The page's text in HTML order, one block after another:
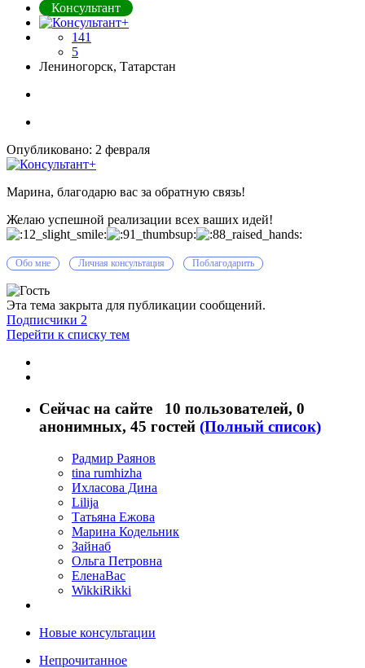
Консультант
141
5
Лениногорск, Татарстан
Опубликовано: 2 февраля
Марина, благодарю вас за обратную связь!
Желаю успешной реализации всех ваших идей!
Обо мне Личная консультация Поблагодарить
Эта тема закрыта для публикации сообщений.
Подписчики 2
Перейти к списку тем
Сейчас на сайте 10 пользователей, 0
анонимных, 45 гостей (Полный список)
Радмир Раянов
tina rumhizha
Ихласова Дина
Lilija
Татьяна Ежова
Марина Кодельник
Зайнаб
Ольга Петровна
ЕленаВас
WikkiRikki
Новые консультации
Непрочитанное